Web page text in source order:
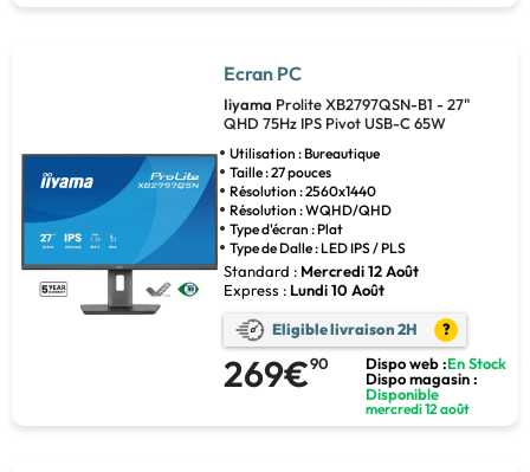
Ecran PC
Iiyama Prolite XB2797QSN-B1 - 27"
QHD 75Hz IPS Pivot USB-C 65W
Utilisation : Bureautique
Taille : 27 pouces
Résolution : 2560x1440
Résolution : WQHD/QHD
Type d'écran : Plat
Type de Dalle : LED IPS / PLS
Standard : Mercredi 12 Août
Express : Lundi 10 Août
Eligible livraison 2H ?
269€90 Dispo web :En Stock
Dispo magasin :
Disponible
mercredi 12 août